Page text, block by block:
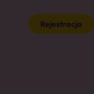
Rejestracja